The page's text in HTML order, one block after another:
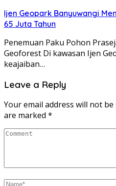
Ijen Geopark Banyuwangi
65 Juta Tahun
Penemuan Paku Pohon
Geoforest Di kawasan Ijen
keajaiban…
Leave a Reply
Your email address will not be
are marked *